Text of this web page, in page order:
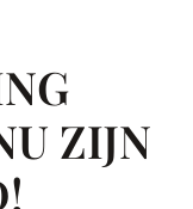
ZIJN